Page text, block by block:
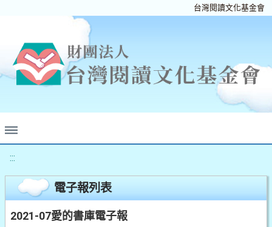
台灣閱讀文化基金會
:::
電子報列表
2021-07愛的書庫電子報